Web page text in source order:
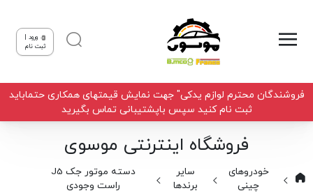
ورود |
ثبت نام
فروشندگان محترم لوازم یدکی" جهت نمایش قیمتهای همکاری حتماباید
ثبت نام کنید سپس باپشتیبانی تماس بگیرید
فروشگاه اینترنتی موسوی
خودروهای
چینی
سایر
برندها
دسته موتور جک J5
راست وجودی